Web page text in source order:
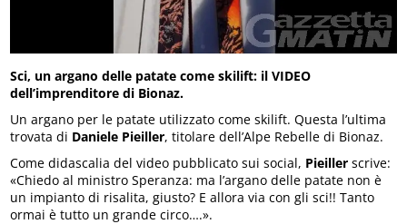
Sci, un argano delle patate come skilift: il VIDEO
dell’imprenditore di Bionaz.
Un argano per le patate utilizzato come skilift. Questa l’ultima
trovata di Daniele Pieiller, titolare dell’Alpe Rebelle di Bionaz.
Come didascalia del video pubblicato sui social, Pieiller scrive:
«Chiedo al ministro Speranza: ma l’argano delle patate non è
un impianto di risalita, giusto? E allora via con gli sci!! Tanto
ormai è tutto un grande circo….».